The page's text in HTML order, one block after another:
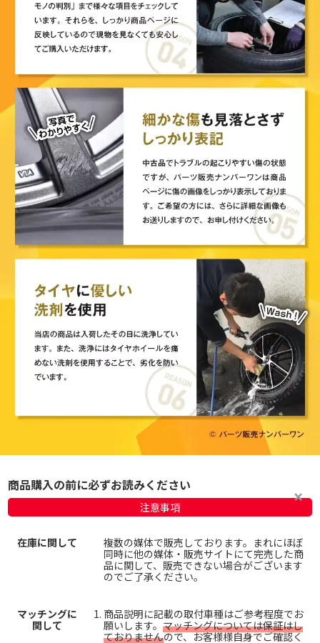
商品購入の前に必ずお読みください
注意事項
在庫に関して
複数の媒体で販売しております。まれにほぼ
同時に他の媒体・販売サイトにて完売した商
品に関して、販売できない場合がございます
のでご了承ください。
マッチングに
関して
商品説明に記載の取付車種はご参考程度でお
願いします。 マッチングについては保証はし
ておりませんので、お客様様自身でご確認く